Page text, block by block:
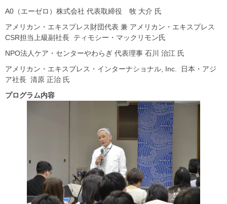
A0（エーゼロ）株式会社 代表取締役 牧 大介 氏
アメリカン・エキスプレス財団代表 兼 アメリカン・エキスプレス
CSR担当上級副社長 ティモシー・マックリモン氏
NPO法人ケア・センターやわらぎ 代表理事 石川 治江 氏
アメリカン・エキスプレス・インターナショナル, Inc. 日本・アジ
ア社長 清原 正治 氏
プログラム内容